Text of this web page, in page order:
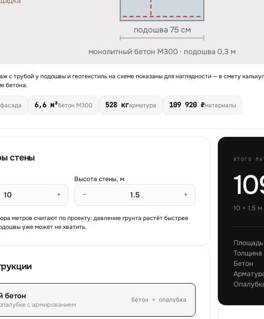
подошва 75 см
монолитный бетон М300 · подошва 0,3 м
с трубой у подошвы и геотекстиль на схеме показаны для наглядности — в смету
бетона.
6,6 м³бетон М300 528 кгарматура 109 920 ₽материалы
стены
+
Высота стены, м
− +
метров считают по проекту: давление грунта растёт быстрее
уже может не хватить.
бетон
с армированием
бетон + опалубка
ИТОГО
10 × 1,5м
Бетон